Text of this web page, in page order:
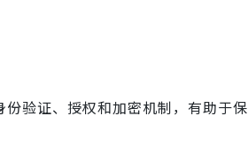
验证、授权和加密机制，有助于